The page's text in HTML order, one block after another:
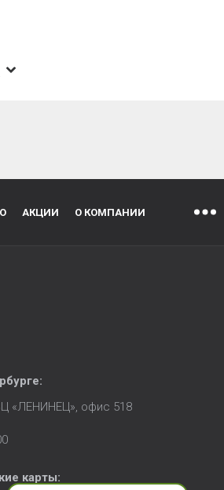
АКЦИИ О КОМПАНИИ
:
«ЛЕНИНЕЦ», офис 518
карты: